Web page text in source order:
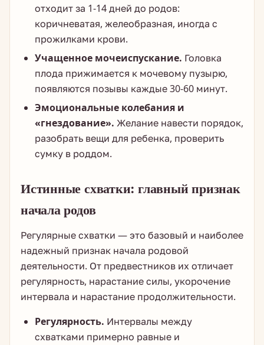
отходит за 1-14 дней до родов:
коричневатая, желеобразная, иногда с
прожилками крови.
Учащенное мочеиспускание. Головка
плода прижимается к мочевому пузырю,
появляются позывы каждые 30-60 минут.
Эмоциональные колебания и
«гнездование». Желание навести порядок,
разобрать вещи для ребенка, проверить
сумку в роддом.
Истинные схватки: главный признак
начала родов
Регулярные схватки — это базовый и наиболее
надежный признак начала родовой
деятельности. От предвестников их отличает
регулярность, нарастание силы, укорочение
интервала и нарастание продолжительности.
Регулярность. Интервалы между
схватками примерно равные и